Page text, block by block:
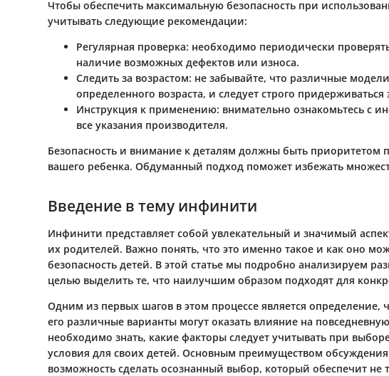
Чтобы обеспечить максимальную безопасность при
учитывать следующие рекомендации:
Регулярная проверка: необходимо периодически
наличие возможных дефектов или износа.
Следить за возрастом: не забывайте, что различные
определенного возраста, и следует строго
Инструкция к применению: внимательно ознакомьтесь с
все указания производителя.
Безопасность и внимание к деталям должны быть
вашего ребенка. Обдуманный подход поможет избежать
Введение в тему инфинити
Инфинити представляет собой увлекательный и значимый
их родителей. Важно понять, что это именно такое и как оно
безопасность детей. В этой статье мы подробнo анализируем
целью выделить те, что наилучшим образом подходят для
Одним из первых шагов в этом процессе является определение,
его различные варианты могут оказать влияние на
необходимо знать, какие факторы следует учитывать при
условия для своих детей. Основным преимуществом обсуждения
возможность сделать осознанный выбор, который обеспечит не